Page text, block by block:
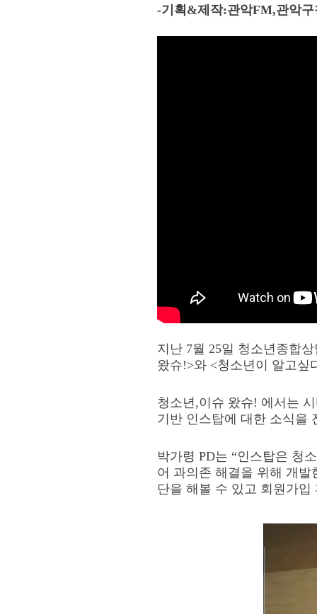
-기획 &제작:관악FM,관악
지난 7월 25일 청소년종합
왔슈!>와 <청소년이 알고싶
청소년,이슈 왔슈! 에서는
기반 인스탑에 대한 소식을
박가령 PD는 “인스탑은 청
어 과의존 해결을 위해 개발
단을 해볼 수 있고 회원가